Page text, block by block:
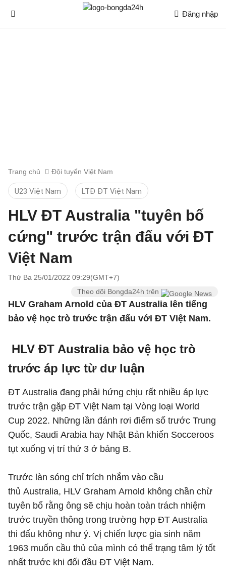
Đăng nhập
Trang chủ Đội tuyển Việt Nam
U23 Việt Nam LTĐ ĐT Việt Nam
HLV ĐT Australia "tuyên bố
cứng" trước trận đấu với ĐT
Việt Nam
Thứ Ba 25/01/2022 09:29(GMT+7)
Theo dõi Bongda24h trên
HLV Graham Arnold của ĐT Australia lên tiếng
bảo vệ học trò trước trận đấu với ĐT Việt Nam.
HLV ĐT Australia bảo vệ học trò
trước áp lực từ dư luận
ĐT Australia đang phải hứng chịu rất nhiều áp lực
trước trận gặp ĐT Việt Nam tại Vòng loại World
Cup 2022. Những lần đánh rơi điểm số trước Trung
Quốc, Saudi Arabia hay Nhật Bản khiến Socceroos
tụt xuống vị trí thứ 3 ở bảng B.
Trước làn sóng chỉ trích nhắm vào cầu
thủ Australia, HLV Graham Arnold không chần chừ
tuyên bố rằng ông sẽ chịu hoàn toàn trách nhiệm
trước truyền thông trong trường hợp ĐT Australia
thi đấu không như ý. Vị chiến lược gia sinh năm
1963 muốn cầu thủ của mình có thể trạng tâm lý tốt
nhất trước khi đối đầu ĐT Việt Nam.